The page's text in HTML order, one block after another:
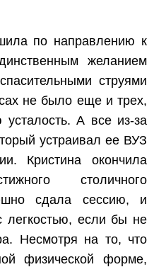
по направлению к
желанием
струями
не было еще и трех,
А все из-за
устраивал ее ВУЗ
Кристина окончила
столичного
сдала сессию, и
если бы не
Несмотря на то, что
физической форме,